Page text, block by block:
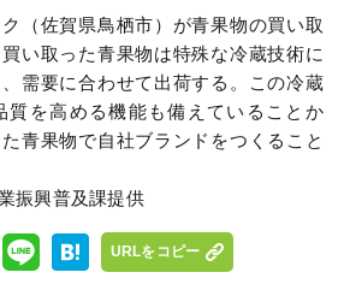
（佐賀県鳥栖市）が青果物の買い取
い取った青果物は特殊な冷蔵技術に
需要に合わせて出荷する。この冷蔵
質を高める機能も備えていることか
青果物で自社ブランドをつくること
振興普及課提供
URLをコピー